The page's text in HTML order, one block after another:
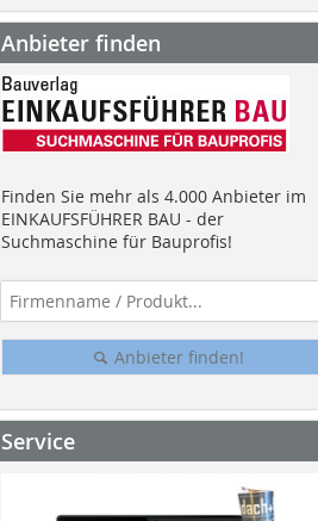
Anbieter finden
Finden Sie mehr als 4.000 Anbieter im
EINKAUFSFÜHRER BAU - der
Suchmaschine für Bauprofis!
Anbieter finden!
Service